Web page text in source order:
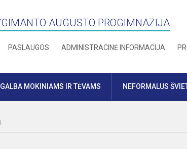
AUGUSTO PROGIMNAZIJA
PASLAUGOS ADMINISTRACINĖ INFORMACIJA
MOKINIAMS IR TĖVAMS NEFORMALUS